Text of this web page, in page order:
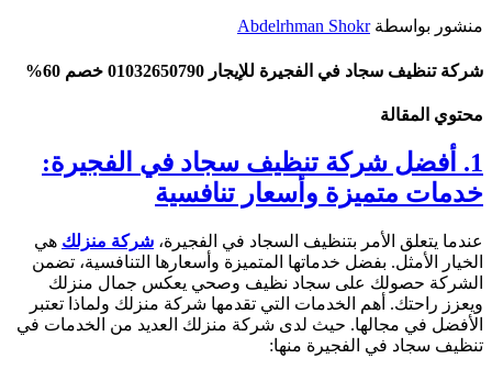
منشور بواسطةAbdelrhman Shokr
شركة تنظيف سجاد في الفجيرة للإيجار 01032650790 خصم 60%
محتوي المقالة
1. أفضل شركة تنظيف سجاد في الفجيرة:
خدمات متميزة وأسعار تنافسية
عندما يتعلق الأمر بتنظيف السجاد في الفجيرة، شركة منزلك هي
الخيار الأمثل. بفضل خدماتها المتميزة وأسعارها التنافسية، تضمن
الشركة حصولك على سجاد نظيف وصحي يعكس جمال منزلك
ويعزز راحتك. أهم الخدمات التي تقدمها شركة منزلك ولماذا تعتبر
الأفضل في مجالها. حيث لدى شركة منزلك العديد من الخدمات في
تنظيف سجاد في الفجيرة منها: